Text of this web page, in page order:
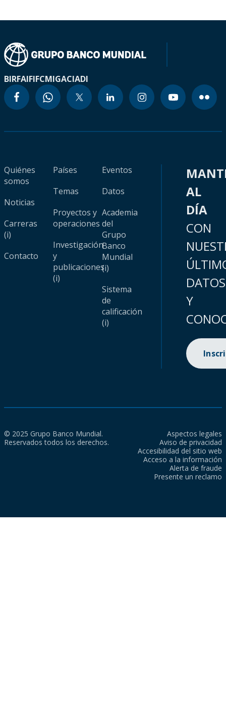
BIRFAIFIFCMIGACIADI
Quiénes
somos
Noticias
Carreras
(i)
Contacto
Países
Temas
Proyectos y
operaciones
Investigación
y
publicaciones
(i)
Eventos
Datos
Academia
del
Grupo
Banco
Mundial
(i)
Sistema
de
calificación
(i)
AL
DÍA
CON
DATOS
Y
© 2025 Grupo Banco Mundial.
Reservados todos los derechos.
Aspectos legales
Aviso de privacidad
Accesibilidad del sitio web
Acceso a la información
Alerta de fraude
Presente un reclamo